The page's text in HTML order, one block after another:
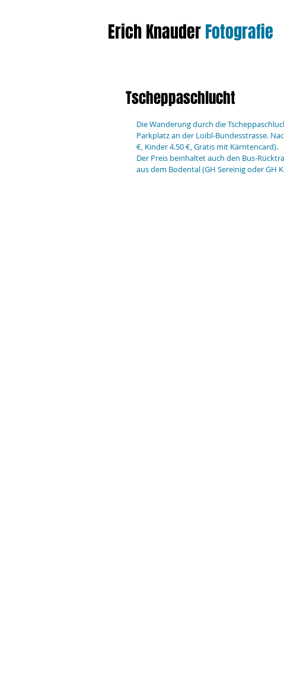
Erich KnauderFotografie
Tscheppaschlucht
Die Wanderung durch die
Parkplatz an der Loibl-Bundesstrasse.
€, Kinder 4.50 €, Gratis mit Kärntencard).
Der Preis beinhaltet auch den Bus-
aus dem Bodental (GH Sereinig oder GH